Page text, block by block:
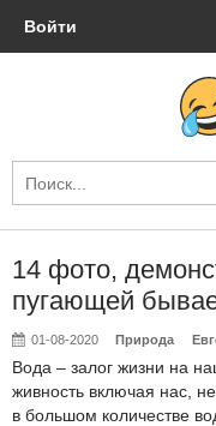
Войти
14 фото,
пугающей
01-08-2020 Природа
Вода – залог жизни на
живность включая нас,
в большом количестве